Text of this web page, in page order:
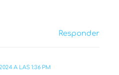
Responder
A LAS 1:36 PM